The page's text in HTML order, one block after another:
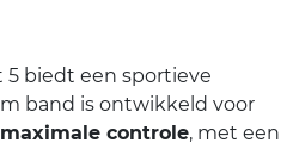
5 biedt een sportieve
band is ontwikkeld voor
controle, met een